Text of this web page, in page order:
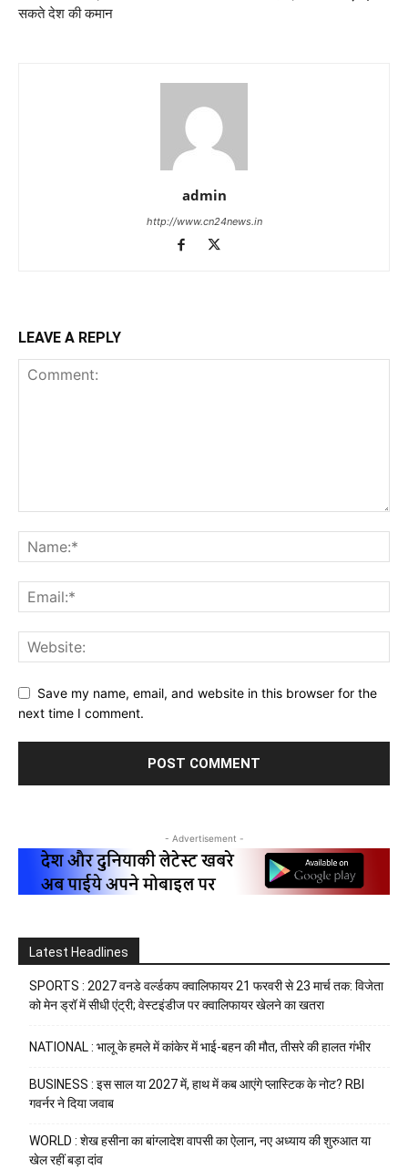
सकते देश की कमान
admin
http://www.cn24news.in
LEAVE A REPLY
Save my name, email, and website in this browser for the
next time I comment.
- Advertisement -
Latest Headlines
SPORTS : 2027 वनडे वर्ल्डकप क्वालिफायर 21 फरवरी से 23 मार्च तक: विजेता
को मेन ड्रॉ में सीधी एंट्री; वेस्टइंडीज पर क्वालिफायर खेलने का खतरा
NATIONAL : भालू के हमले में कांकेर में भाई-बहन की मौत, तीसरे की हालत गंभीर
BUSINESS : इस साल या 2027 में, हाथ में कब आएंगे प्लास्टिक के नोट? RBI
गवर्नर ने दिया जवाब
WORLD : शेख हसीना का बांग्लादेश वापसी का ऐलान, नए अध्याय की शुरुआत या
खेल रहीं बड़ा दांव